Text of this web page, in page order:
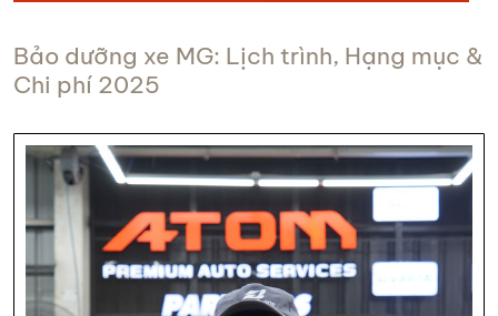
Bảo dưỡng xe MG: Lịch trình, Hạng mục &
Chi phí 2025